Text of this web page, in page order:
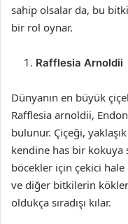
sahip olsalar da, bu
bir rol oynar.
Rafflesia Arnoldii
Dünyanın en büyük
Rafflesia arnoldii,
bulunur. Çiçeği,
kendine has bir
böcekler için çekici
ve diğer bitkilerin
oldukça sıradışı kılar.